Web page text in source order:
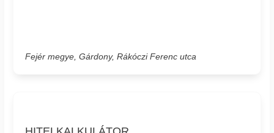
Fejér megye, Gárdony, Rákóczi Ferenc utca